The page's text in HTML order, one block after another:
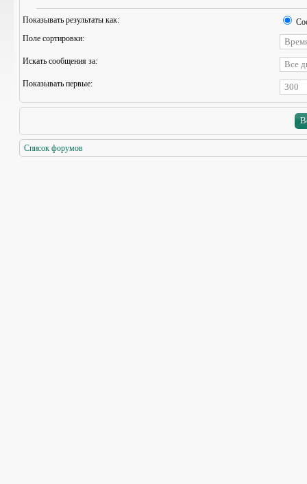
Показывать результаты как:
Поле сортировки:
Искать сообщения за:
Показывать первые:
Список форумов